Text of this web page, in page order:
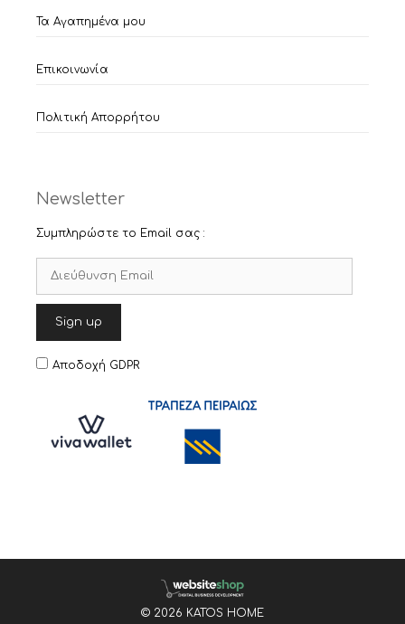
Τα Αγαπημένα μου
Επικοινωνία
Πολιτική Απορρήτου
Newsletter
Συμπληρώστε το Email σας :
Αποδοχή GDPR
© 2026 KATOS HOME